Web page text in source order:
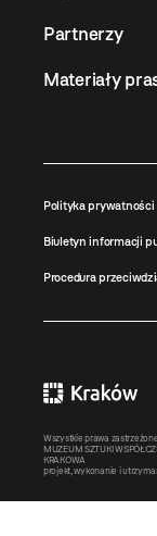
Partnerzy
Materiały
Polityka prywatności
Biuletyn informacji
Procedura
Wszystkie prawa
MUZEUM SZTUKI
KRAKOWA
projekt, wykonanie i